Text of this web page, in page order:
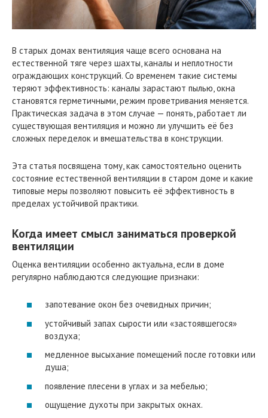
В старых домах вентиляция чаще всего основана на
естественной тяге через шахты, каналы и неплотности
ограждающих конструкций. Со временем такие системы
теряют эффективность: каналы зарастают пылью, окна
становятся герметичными, режим проветривания меняется.
Практическая задача в этом случае — понять, работает ли
существующая вентиляция и можно ли улучшить её без
сложных переделок и вмешательства в конструкции.
Эта статья посвящена тому, как самостоятельно оценить
состояние естественной вентиляции в старом доме и какие
типовые меры позволяют повысить её эффективность в
пределах устойчивой практики.
Когда имеет смысл заниматься проверкой
вентиляции
Оценка вентиляции особенно актуальна, если в доме
регулярно наблюдаются следующие признаки:
запотевание окон без очевидных причин;
устойчивый запах сырости или «застоявшегося»
воздуха;
медленное высыхание помещений после готовки или
душа;
появление плесени в углах и за мебелью;
ощущение духоты при закрытых окнах.